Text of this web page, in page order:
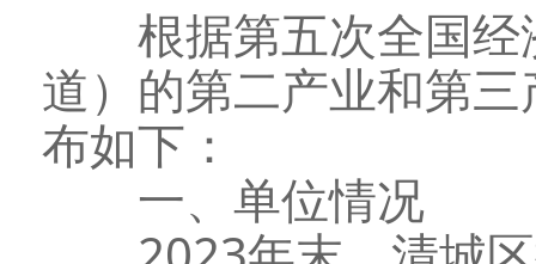
根据第五次全国经
道）的第二产业和第
布如下：
一、单位情况